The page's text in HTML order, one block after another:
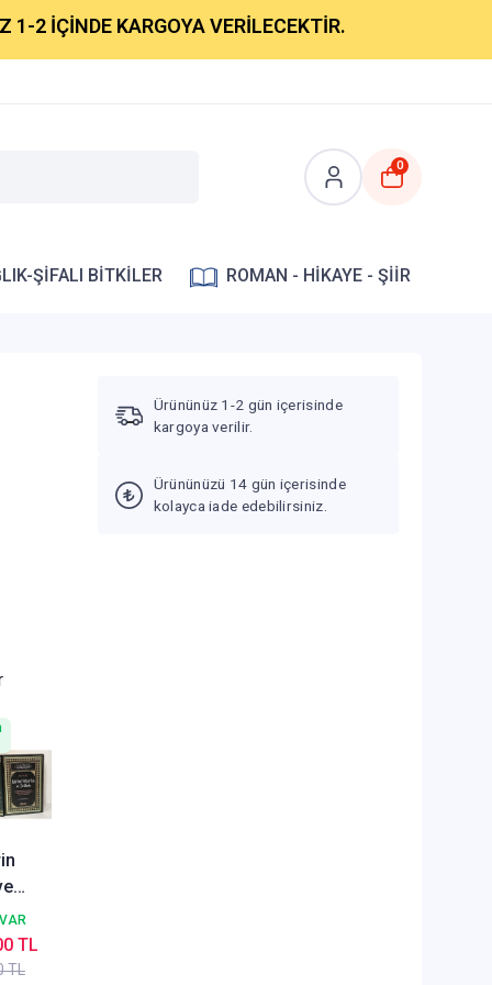
KARGOYA VERİLECEKTİR.
0
ŞİFALI BİTKİLER ROMAN - HİKAYE - ŞİİR
TL
TL
Ürününüz 1-2 gün içerisinde
kargoya verilir.
Ürününüzü 14 gün içerisinde
kolayca iade edebilirsiniz.